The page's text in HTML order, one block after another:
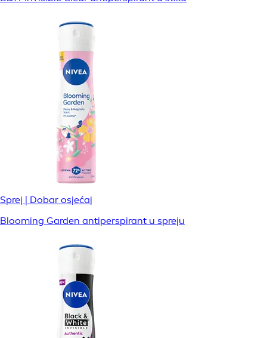
Sprej | Dobar osjećaj
Blooming Garden antiperspirant u spreju